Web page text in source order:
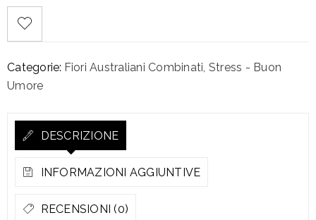
Categorie: Fiori Australiani Combinati, Stress - Buon
Umore
DESCRIZIONE
INFORMAZIONI AGGIUNTIVE
RECENSIONI (0)